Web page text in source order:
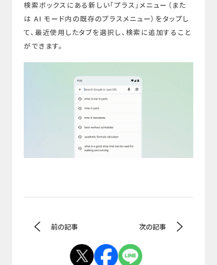
検索ボックスにある新しい「プラス」メニュー（また
は AI モード内の既存のプラスメニュー）をタップし
て、最近使用したタブを選択し、検索に追加すること
ができます。
前の記事 次の記事